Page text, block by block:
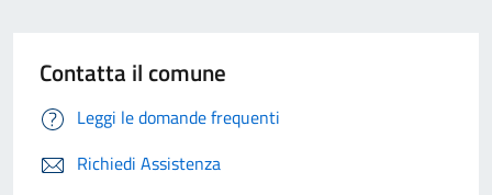
Contatta il comune
Leggi le domande frequenti
Richiedi Assistenza